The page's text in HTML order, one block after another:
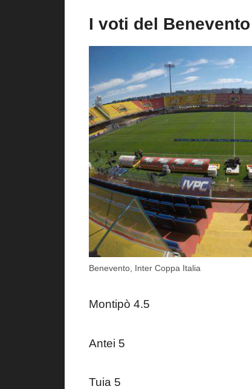
I voti del Benevento
Benevento, Inter Coppa Italia
Montipò 4.5
Antei 5
Tuia 5